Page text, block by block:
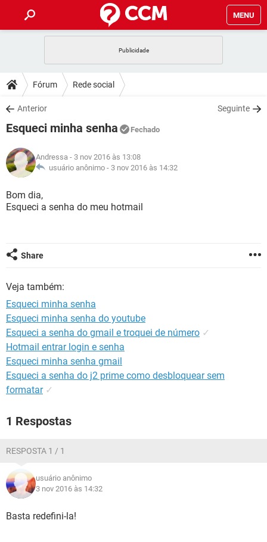
MENU
CELULAR
OUTLOOK
INSTAGRAM GMAIL
GUIA DE COMPRAS
DICAS
JOGOS
INSTAGRAM
GUIA DE COMPRAS
DOWNLOADS
JOGOS WHATSAPP
CELULAR
OUTLOOK EXCEL
INSTAGRAM
GUIA DE COMPRAS
FÓRUM
JOGOS
CELULAR
OUTLOOK
GLOSSÁRIO
JOGOS
CELULAR
INSTAGRAM
Fórum Rede social
Anterior Seguinte
Esqueci minha senha Fechado
Andressa - 3 nov 2016 às 13:08
usuário anônimo - 3 nov 2016 às 14:32
Bom dia,
Esqueci a senha do meu hotmail
Share
Veja também:
Esqueci minha senha
Esqueci minha senha do youtube
Esqueci a senha do gmail e troquei de número ✓
Hotmail entrar login e senha
Esqueci minha senha gmail
Esqueci a senha do j2 prime como desbloquear sem
formatar ✓
1 Respostas
RESPOSTA 1 / 1
usuário anônimo
3 nov 2016 às 14:32
Basta redefini-la!